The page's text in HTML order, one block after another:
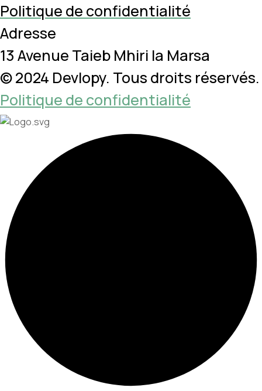
Politique de confidentialité
Adresse
13 Avenue Taieb Mhiri la Marsa
© 2024 Devlopy. Tous droits réservés.
Politique de confidentialité